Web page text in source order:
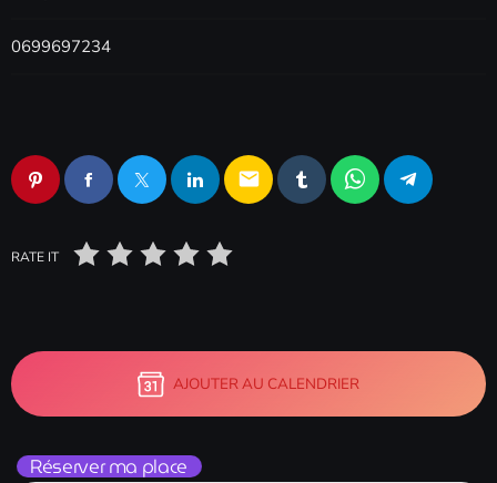
0699697234
email
RATE IT
AJOUTER AU CALENDRIER
Réserver ma place